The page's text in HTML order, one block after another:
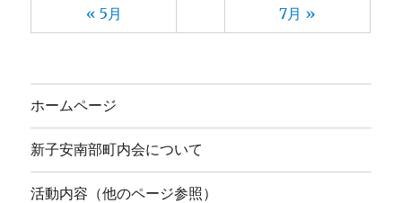
« 5月 7月 »
ホームページ
新子安南部町内会について
活動内容（他のページ参照）